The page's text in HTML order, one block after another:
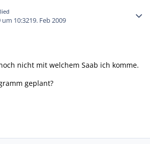
um 10:3219. Feb 2009
nicht mit welchem Saab ich komme.
geplant?